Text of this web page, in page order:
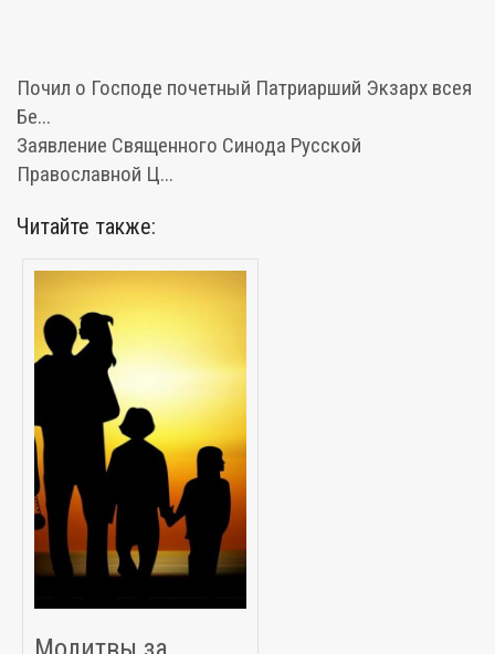
Почил о Господе почетный Патриарший Экзарх всея
Бе...
Заявление Священного Синода Русской
Православной Ц...
Читайте также: